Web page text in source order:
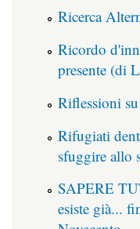
Ricerca
Ricordo
presente (di
Riflessioni
Rifugiati
sfuggire allo
SAPERE
esiste già...